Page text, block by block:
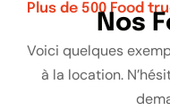
Plus de 500 Food
Nos
Voici quelques
à la location.